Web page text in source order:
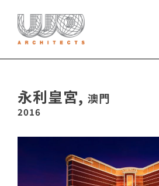
永利皇宮, 澳門
2016